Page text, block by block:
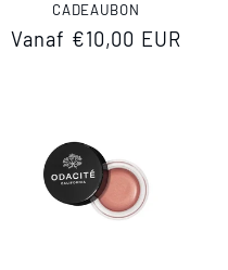
CADEAUBON
Normale
Vanaf €10,00 EUR